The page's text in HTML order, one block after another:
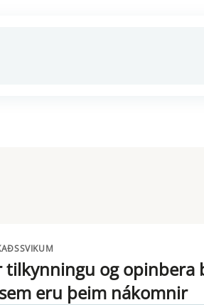
tilkynningu og
eru þeim nákomnir